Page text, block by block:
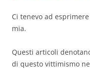
Ci tenevo ad
mia.
Questi articoli
di questo vittimismo